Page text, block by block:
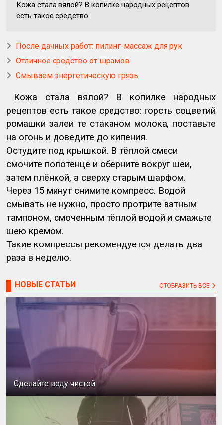
Кожа стала вялой? В копилке народных рецептов
есть такое средство
После дачных работ: пилинг-массаж для рук
Отличное средство от шрамов
Смываем энергетическую грязь
Кожа стала вялой? В копилке народных
рецептов есть такое средство: горсть соцветий
ромашки залей те стаканом молока, поставьте
на огонь и доведите до кипения.
Остудите под крышкой. В тёплой смеси
смочите полотенце и оберните вокруг шеи,
затем плёнкой, а сверху старым шарфом.
Через 15 минут снимите компресс. Водой
смывать не нужно, просто протрите ватным
тампоном, смоченным тёплой водой и смажьте
шею кремом.
Такие компрессы рекомендуется делать два
раза в неделю.
НОВЫЕ СТАТЬИ ОТОБРАЗИТЬ ВСЕ
Сделайте воду чистой